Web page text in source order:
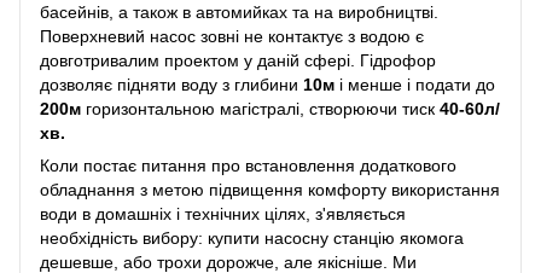
басейнів, а також в автомийках та на виробництві.
Поверхневий насос зовні не контактує з водою є
довготривалим проектом у даній сфері. Гідрофор
дозволяє підняти воду з глибини 10м і менше і подати до
200м горизонтальною магістралі, створюючи тиск 40-60л/
хв.
Коли постає питання про встановлення додаткового
обладнання з метою підвищення комфорту використання
води в домашніх і технічних цілях, з'являється
необхідність вибору: купити насосну станцію якомога
дешевше, або трохи дорожче, але якісніше. Ми